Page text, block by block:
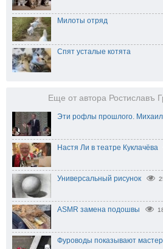
Милоты отряд
Спят усталые котята
Еще от автора Ростиславъ
Эти рофлы прошлого.
Настя Ли в театре Куклачёва
Универсальный рисунок
ASMR замена подошвы
Фуроводы показывают